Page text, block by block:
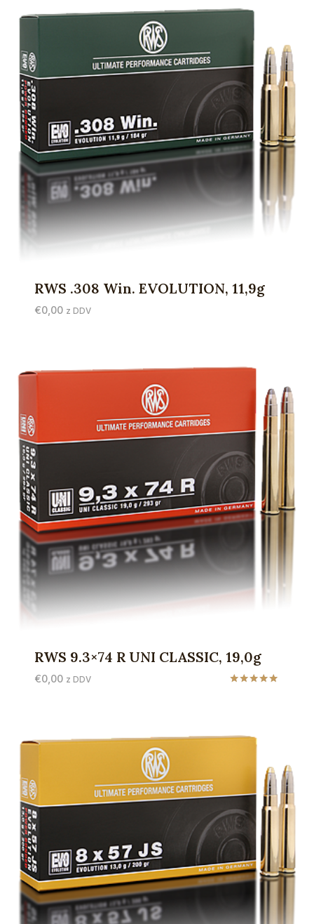
RWS .308 Win. EVOLUTION, 11,9g
€0,00 z DDV
RWS 9.3×74 R UNI CLASSIC, 19,0g
€0,00 z DDV